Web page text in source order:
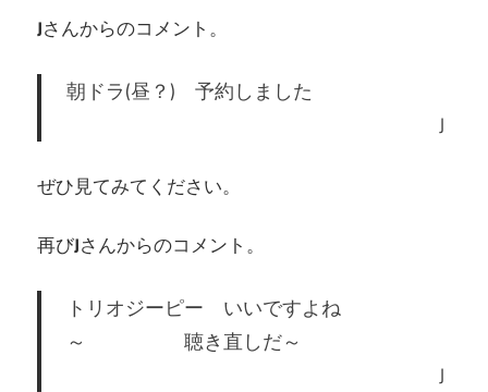
Jさんからのコメント。
朝ドラ(昼？) 予約しました
J
ぜひ見てみてください。
再びJさんからのコメント。
トリオジーピー いいですよね
～ 聴き直しだ～
J